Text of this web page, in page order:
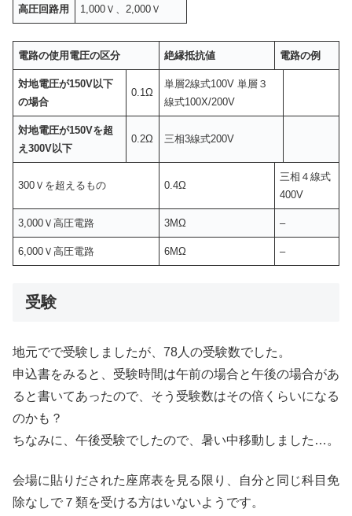
高圧回路用 1,000Ｖ、2,000Ｖ
電路の使用電圧の区分 絶縁抵抗値 電路の例
対地電圧が150V以下
の場合
0.1Ω
単層2線式100V 単層３
線式100X/200V
対地電圧が150Vを超
え300V以下
0.2Ω 三相3線式200V
300Ｖを超えるもの 0.4Ω
三相４線式
400V
3,000Ｖ高圧電路 3MΩ –
6,000Ｖ高圧電路 6MΩ –
受験
地元でで受験しましたが、78人の受験数でした。
申込書をみると、受験時間は午前の場合と午後の場合があ
ると書いてあったので、そう受験数はその倍くらいになる
のかも？
ちなみに、午後受験でしたので、暑い中移動しました…。
会場に貼りだされた座席表を見る限り、自分と同じ科目免
除なしで７類を受ける方はいないようです。